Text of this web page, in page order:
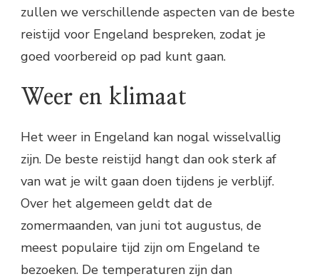
zullen we verschillende aspecten van de beste
reistijd voor Engeland bespreken, zodat je
goed voorbereid op pad kunt gaan.
Weer en klimaat
Het weer in Engeland kan nogal wisselvallig
zijn. De beste reistijd hangt dan ook sterk af
van wat je wilt gaan doen tijdens je verblijf.
Over het algemeen geldt dat de
zomermaanden, van juni tot augustus, de
meest populaire tijd zijn om Engeland te
bezoeken. De temperaturen zijn dan